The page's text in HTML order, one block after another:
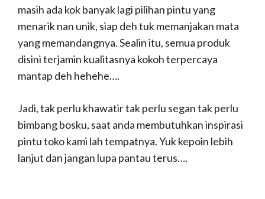
masih ada kok banyak lagi pilihan pintu yang
menarik nan unik, siap deh tuk memanjakan mata
yang memandangnya. Sealin itu, semua produk
disini terjamin kualitasnya kokoh terpercaya
mantap deh hehehe….
Jadi, tak perlu khawatir tak perlu segan tak perlu
bimbang bosku, saat anda membutuhkan inspirasi
pintu toko kami lah tempatnya. Yuk kepoin lebih
lanjut dan jangan lupa pantau terus….